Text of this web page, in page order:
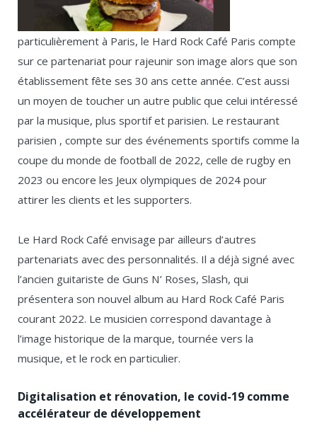
particulièrement à Paris, le Hard Rock Café Paris compte
sur ce partenariat pour rajeunir son image alors que son
établissement fête ses 30 ans cette année. C’est aussi
un moyen de toucher un autre public que celui intéressé
par la musique, plus sportif et parisien. Le restaurant
parisien , compte sur des événements sportifs comme la
coupe du monde de football de 2022, celle de rugby en
2023 ou encore les Jeux olympiques de 2024 pour
attirer les clients et les supporters.
Le Hard Rock Café envisage par ailleurs d’autres
partenariats avec des personnalités. Il a déjà signé avec
l’ancien guitariste de Guns N’ Roses, Slash, qui
présentera son nouvel album au Hard Rock Café Paris
courant 2022. Le musicien correspond davantage à
l’image historique de la marque, tournée vers la
musique, et le rock en particulier.
Digitalisation et rénovation, le covid-19 comme
accélérateur de développement